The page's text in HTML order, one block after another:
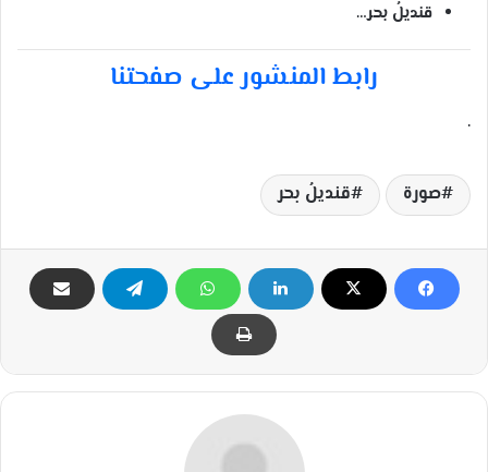
قنديلُ بحر…
رابط المنشور على صفحتنا
.
صورة قنديلُ بحر